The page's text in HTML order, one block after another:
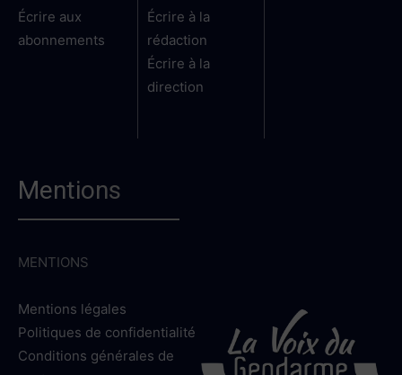
Écrire aux
abonnements
Écrire à la
rédaction
Écrire à la
direction
Mentions
MENTIONS
Mentions légales
Politiques de confidentialité
Conditions générales de